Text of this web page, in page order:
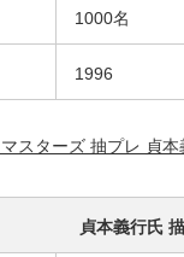
1000名
1996
貞本義行氏